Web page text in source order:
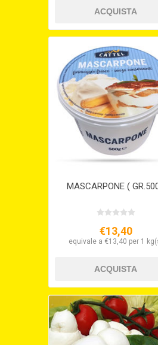
MASCARPONE (
€13,40
equivale a €13,40 per 1